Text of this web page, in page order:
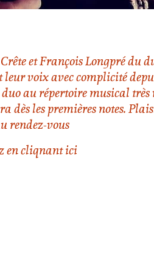
et François Longpré du
leur voix avec complicité
duo au répertoire musical
dès les premières notes.
rendez-vous
en cliqnant ici